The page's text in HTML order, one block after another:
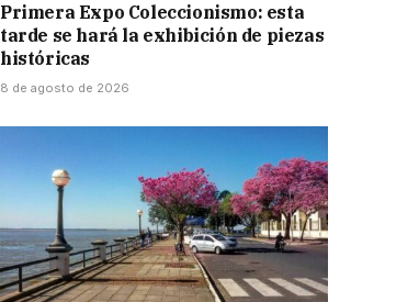
Primera Expo Coleccionismo: esta
tarde se hará la exhibición de piezas
históricas
8 de agosto de 2026